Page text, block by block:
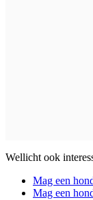
Wellicht ook
Mag een
Mag een